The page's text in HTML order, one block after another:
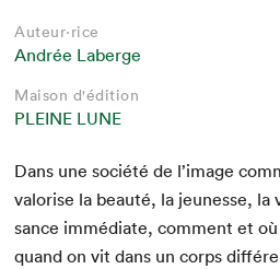
Auteur·rice
Andrée Laberge
Maison d'édition
PLEINE LUNE
Dans une société de l’im­age
val­orise la beauté, la jeunesse,
sance immé­di­ate, com­ment et
quand on vit dans un corps